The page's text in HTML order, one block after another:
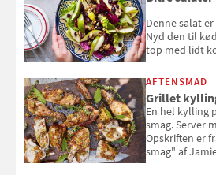
Denne salat
Nyd den til
top med lidt
selvstændigt
Louisa
AFTENSMAD
Grillet
En hel kylling
smag. Server
Opskriften er
smag" af